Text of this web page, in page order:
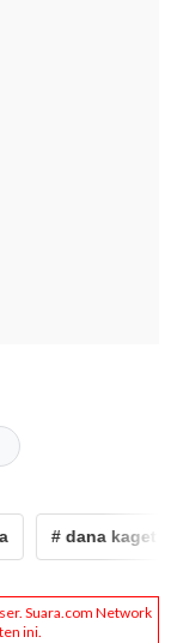
# dana kaget